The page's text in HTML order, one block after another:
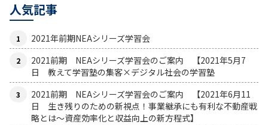
人気記事
2021年前期NEAシリーズ学習会
2021前期 NEAシリーズ学習会のご案内 【2021年5月7
日 教えて学習塾の集客×デジタル社会の学習塾
2021前期 NEAシリーズ学習会のご案内 【2021年6月11
日 生き残りのための新視点！事業継承にも有利な不動産戦
略とは〜資産効率化と収益向上の新方程式】